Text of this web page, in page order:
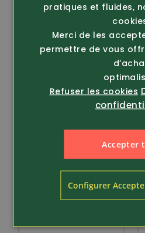
Härkila
Gilet en tricot polaire
129.-
pratiques et fluides,
Merci de les
permettre de vous
Refuser les cookies
Accepter
Configurer